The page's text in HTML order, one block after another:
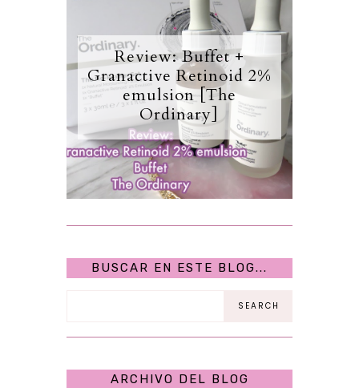
Review: Buffet +
Granactive Retinoid 2%
emulsion [The
Ordinary]
BUSCAR EN ESTE BLOG...
ARCHIVO DEL BLOG